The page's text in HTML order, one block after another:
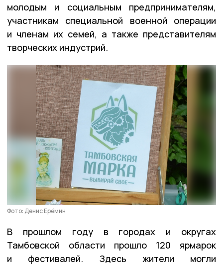
молодым и социальным предпринимателям,
участникам специальной военной операции
и членам их семей, а также представителям
творческих индустрий.
Фото: Денис Ерёмин
В прошлом году в городах и округах
Тамбовской области прошло 120 ярмарок
и фестивалей. Здесь жители могли